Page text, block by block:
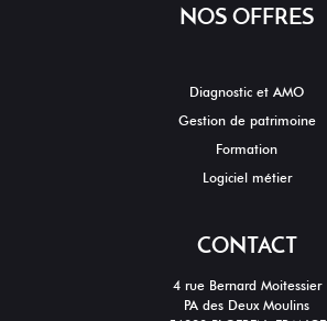
NOS OFFRES
Diagnostic et AMO
Gestion de patrimoine
Formation
Logiciel métier
CONTACT
4 rue Bernard Moitessier
PA des Deux Moulins